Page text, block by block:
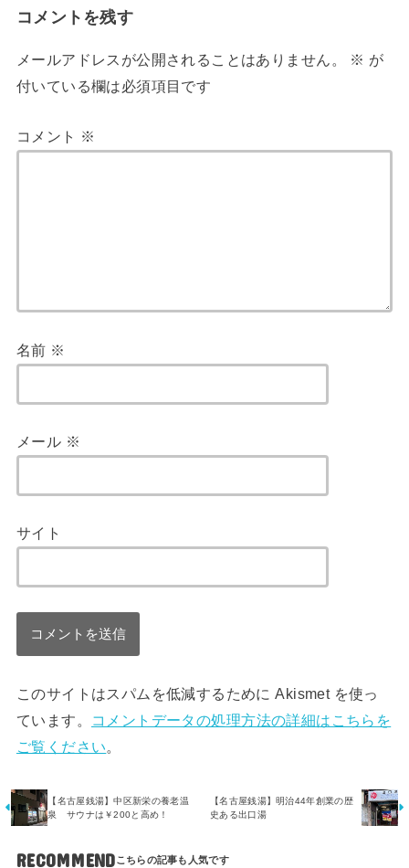
コメントを残す
メールアドレスが公開されることはありません。 ※ が
付いている欄は必須項目です
コメント ※
名前 ※
メール ※
サイト
このサイトはスパムを低減するために Akismet を使っ
ています。
コメントデータの処理方法の詳細はこちらを
ご覧ください。
【名古屋銭湯】中区新栄の養老温
泉 サウナは￥200と高め！
【名古屋銭湯】明治44年創業の歴
史ある出口湯
RECOMMEND